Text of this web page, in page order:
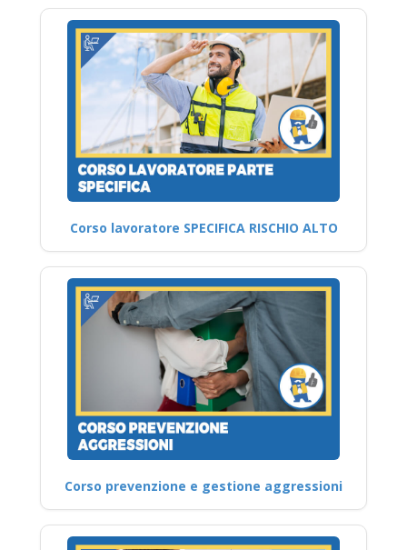
Corso lavoratore SPECIFICA RISCHIO ALTO
Corso prevenzione e gestione aggressioni